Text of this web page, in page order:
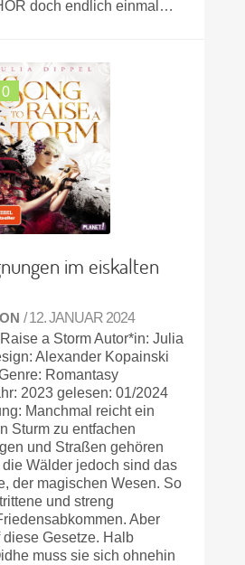
doch endlich einmal…
0
im eiskalten
/ 12. JANUAR 2024
a Storm Autor*in: Julia
Alexander Kopainski
Romantasy
2023 gelesen: 01/2024
Manchmal reicht ein
Sturm zu entfachen
und Straßen gehören
Wälder jedoch sind das
der magischen Wesen. So
und streng
Aber
diese Gesetze. Halb
muss sie sich ohnehin